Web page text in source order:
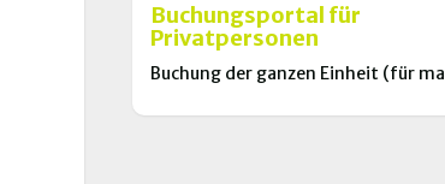
Buchungsportal für
Privatpersonen
Buchung der ganzen Einheit (für